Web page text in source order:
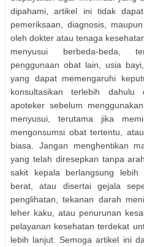
dipahami, artikel ini tidak
pemeriksaan, diagnosis,
oleh dokter atau tenaga
menyusui berbeda-beda,
penggunaan obat lain, usia
yang dapat memengaruhi
konsultasikan terlebih
apoteker sebelum
menyusui, terutama jika
mengonsumsi obat tertentu,
biasa. Jangan menghentikan
yang telah diresepkan tanpa
sakit kepala berlangsung
berat, atau disertai gejala
penglihatan, tekanan darah
leher kaku, atau penurunan
pelayanan kesehatan terdekat
lebih lanjut. Semoga artikel ini